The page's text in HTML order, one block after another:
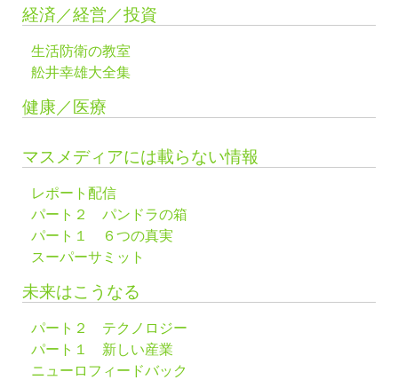
経済／経営／投資
生活防衛の教室
舩井幸雄大全集
健康／医療
マスメディアには載らない情報
レポート配信
パート２ パンドラの箱
パート１ ６つの真実
スーパーサミット
未来はこうなる
パート２ テクノロジー
パート１ 新しい産業
ニューロフィードバック